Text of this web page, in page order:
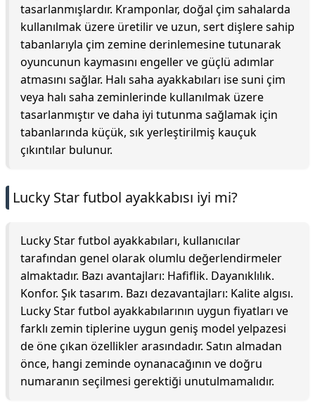
tasarlanmışlardır. Kramponlar, doğal çim sahalarda
kullanılmak üzere üretilir ve uzun, sert dişlere sahip
tabanlarıyla çim zemine derinlemesine tutunarak
oyuncunun kaymasını engeller ve güçlü adımlar
atmasını sağlar. Halı saha ayakkabıları ise suni çim
veya halı saha zeminlerinde kullanılmak üzere
tasarlanmıştır ve daha iyi tutunma sağlamak için
tabanlarında küçük, sık yerleştirilmiş kauçuk
çıkıntılar bulunur.
Lucky Star futbol ayakkabısı iyi mi?
Lucky Star futbol ayakkabıları, kullanıcılar
tarafından genel olarak olumlu değerlendirmeler
almaktadır. Bazı avantajları: Hafiflik. Dayanıklılık.
Konfor. Şık tasarım. Bazı dezavantajları: Kalite algısı.
Lucky Star futbol ayakkabılarının uygun fiyatları ve
farklı zemin tiplerine uygun geniş model yelpazesi
de öne çıkan özellikler arasındadır. Satın almadan
önce, hangi zeminde oynanacağının ve doğru
numaranın seçilmesi gerektiği unutulmamalıdır.